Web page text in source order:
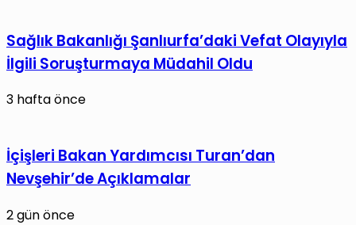
Zirveye
Yerleşti!
Geriliminin
Meydanlara
Vazgeçilmelidir
Sağlık Bakanlığı Şanlıurfa’daki Vefat Olayıyla
İlgili Soruşturmaya Müdahil Oldu
3 hafta önce
İçişleri Bakan Yardımcısı Turan’dan
Nevşehir’de Açıklamalar
2 gün önce